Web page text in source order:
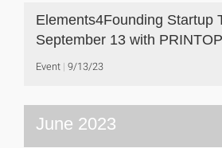
Elements4Founding Startup
September 13 with
Event 9/13/23
June 2023